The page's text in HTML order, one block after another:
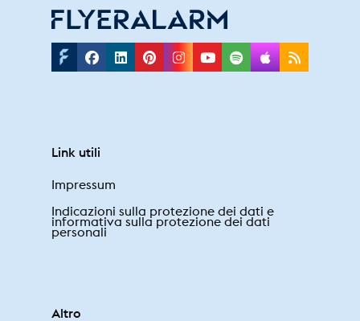
Facebook
Linkedin
Pinterest
Instagram
Youtube
SpotifyRss
Link utili
Impressum
Indicazioni sulla protezione dei dati e
informativa sulla protezione dei dati
personali
Altro